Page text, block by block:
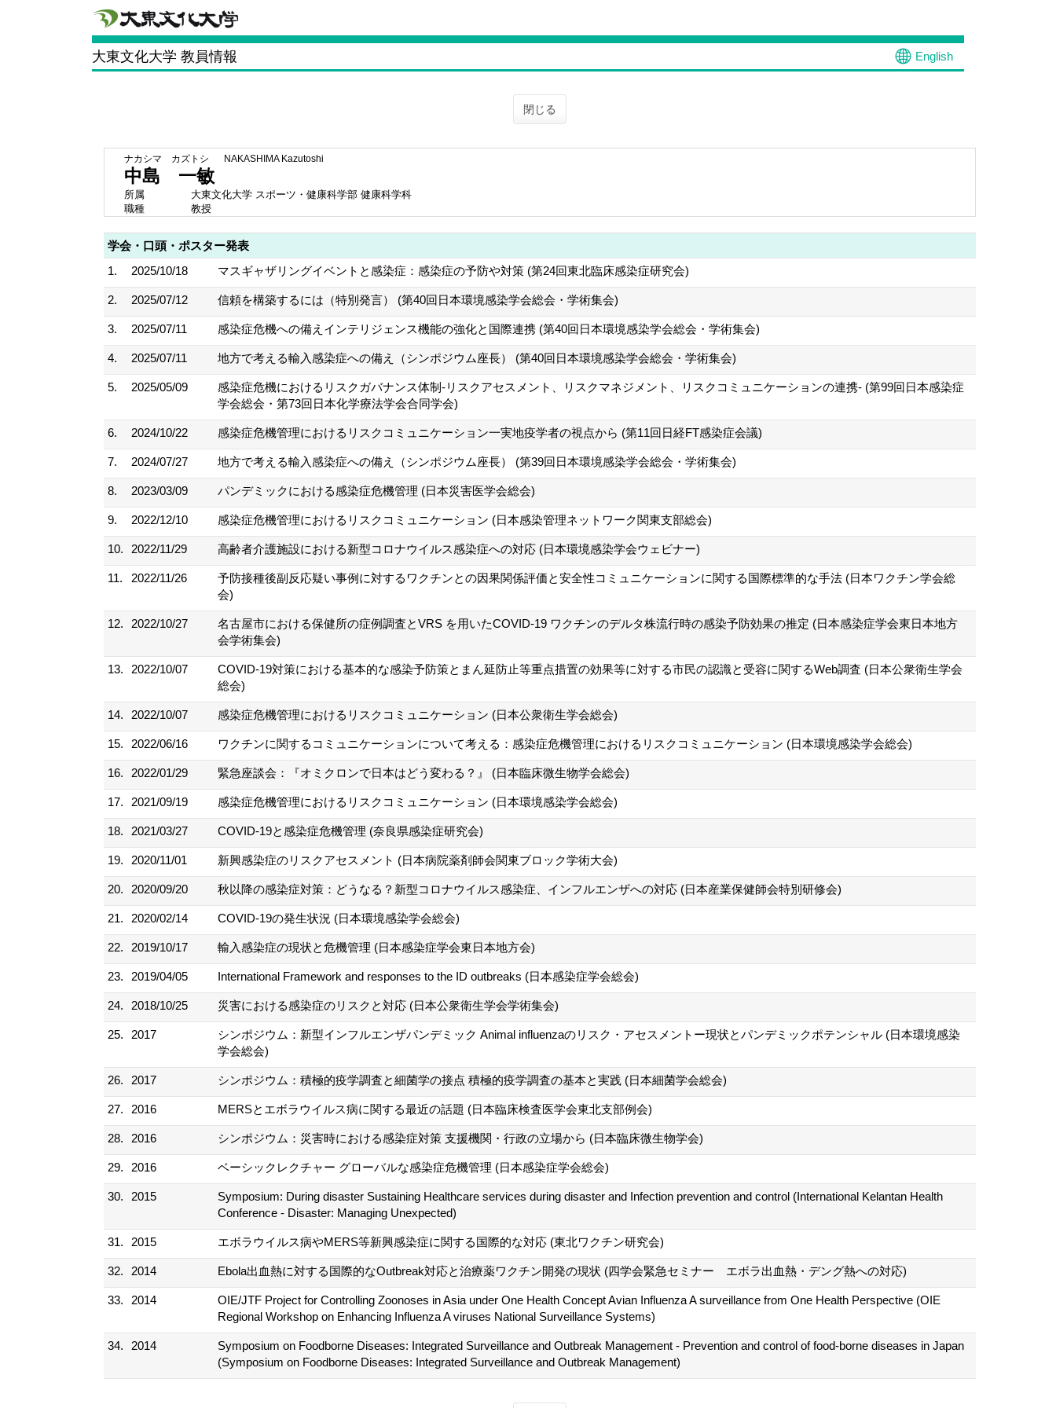
大東文化大学 教員情報 English
閉じる
ナカシマ カズトシ NAKASHIMA Kazutoshi
中島 一敏
所属
大東文化大学 スポーツ・健康科学部 健康科学科
職種
教授
学会・口頭・ポスター発表
1.
2025/10/18 マスギャザリングイベントと感染症：感染症の予防や対策 (第24回東北臨床感染症研究会)
2. 2025/07/12 信頼を構築するには（特別発言） (第40回日本環境感染学会総会・学術集会)
3. 2025/07/11 感染症危機への備え インテリジェンス機能の強化と国際連携 (第40回日本環境感染学会総会・学術集会)
4. 2025/07/11 地方で考える輸入感染症への備え（シンポジウム座長） (第40回日本環境感染学会総会・学術集会)
5. 2025/05/09
感染症危機におけるリスクガバナンス体制 -リスクアセスメント、リスクマネジメント、リスクコミュニケーションの連携‐ (第99回日本感染症
学会総会・第73回日本化学療法学会合同学会)
6. 2024/10/22 感染症危機管理におけるリスクコミュニケーション 一実地疫学者の視点から (第11回日経FT感染症会議)
7. 2024/07/27 地方で考える輸入感染症への備え（シンポジウム座長） (第39回日本環境感染学会総会・学術集会)
8. 2023/03/09 パンデミックにおける感染症危機管理 (日本災害医学会総会)
9. 2022/12/10 感染症危機管理におけるリスクコミュニケーション (日本感染管理ネットワーク関東支部総会)
10. 2022/11/29 高齢者介護施設における新型コロナウイルス感染症への対応 (日本環境感染学会ウェビナー)
11. 2022/11/26
予防接種後副反応疑い事例に対するワクチンとの因果関係評価と 安全性コミュニケーションに関する国際標準的な手法 (日本ワクチン学会総
会)
12. 2022/10/27
名古屋市における保健所の症例調査とVRS を用いたCOVID-19 ワクチンのデルタ株流行時の感染予防効果の推定 (日本感染症学会東日本地方
会学術集会)
13. 2022/10/07
COVID-19対策における基本的な感染予防策とまん延防止等重点措置の効果等に対する市民の認識と受容に関するWeb調査 (日本公衆衛生学会
総会)
14. 2022/10/07 感染症危機管理におけるリスクコミュニケーション (日本公衆衛生学会総会)
15. 2022/06/16 ワクチンに関するコミュニケーションについて考える：感染症危機管理におけるリスクコミュニケーション (日本環境感染学会総会)
16. 2022/01/29 緊急座談会：『オミクロンで日本はどう変わる？』 (日本臨床微生物学会総会)
17. 2021/09/19 感染症危機管理におけるリスクコミュニケーション (日本環境感染学会総会)
18. 2021/03/27 COVID-19と感染症危機管理 (奈良県感染症研究会)
19. 2020/11/01 新興感染症のリスクアセスメント (日本病院薬剤師会関東ブロック学術大会)
20. 2020/09/20 秋以降の感染症対策：どうなる？新型コロナウイルス感染症、インフルエンザへの対応 (日本産業保健師会特別研修会)
21. 2020/02/14 COVID-19の発生状況 (日本環境感染学会総会)
22. 2019/10/17 輸入感染症の現状と危機管理 (日本感染症学会東日本地方会)
23. 2019/04/05 International Framework and responses to the ID outbreaks (日本感染症学会総会)
24. 2018/10/25 災害における感染症のリスクと対応 (日本公衆衛生学会学術集会)
25. 2017
シンポジウム：新型インフルエンザパンデミック Animal influenzaのリスク・アセスメントー現状とパンデミックポテンシャル (日本環境感染
学会総会)
26. 2017 シンポジウム：積極的疫学調査と細菌学の接点 積極的疫学調査の基本と実践 (日本細菌学会総会)
27. 2016 MERSとエボラウイルス病に関する最近の話題 (日本臨床検査医学会東北支部例会)
28. 2016 シンポジウム：災害時における感染症対策 支援機関・行政の立場から (日本臨床微生物学会)
29. 2016 ベーシックレクチャー グローバルな感染症危機管理 (日本感染症学会総会)
30. 2015
Symposium: During disaster Sustaining Healthcare services during disaster and Infection prevention and control (International Kelantan Health
Conference - Disaster: Managing Unexpected)
31. 2015 エボラウイルス病やMERS等新興感染症に関する国際的な対応 (東北ワクチン研究会)
32. 2014 Ebola出血熱に対する国際的なOutbreak対応と治療薬ワクチン開発の現状 (四学会緊急セミナー エボラ出血熱・デング熱への対応)
33. 2014
OIE/JTF Project for Controlling Zoonoses in Asia under One Health Concept Avian Influenza A surveillance from One Health Perspective (OIE
Regional Workshop on Enhancing Influenza A viruses National Surveillance Systems)
34. 2014
Symposium on Foodborne Diseases: Integrated Surveillance and Outbreak Management - Prevention and control of food-borne diseases in Japan
(Symposium on Foodborne Diseases: Integrated Surveillance and Outbreak Management)